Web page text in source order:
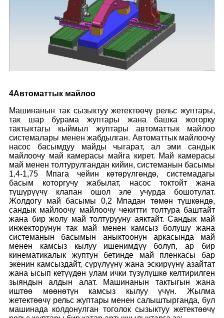
4Автоматтык майлоо
Машинанын так сызыктуу жетектөөчү рельс жуптары,
так шар бурама жуптары жана башка жогорку
тактыктагы кыймыл жуптары автоматтык майлоо
системалары менен жабдылган. Автоматтык майлоочу
насос басымдуу майды чыгарат, ал эми сандык
майлоочу май камерасы майга кирет. Май камерасы
май менен толтурулгандан кийин, системанын басымы
1,4-1,75 Мпага чейин көтөрүлгөндө, системадагы
басым которгучу жабылат, насос токтойт жана
түшүрүүчү клапан ошол эле учурда бошотулат.
Жолдогу май басымы 0,2 Мпадан төмөн түшкөндө,
сандык майлоочу майлоочу чекитти толтура баштайт
жана бир жолу май толтурууну аяктайт. Сандык май
инжекторунун так май менен камсыз болушу жана
системанын басымын аныктоонун аркасында май
менен камсыз кылуу ишенимдүү болуп, ар бир
кинематикалык жуптун бетинде май пленкасы бар
экенин камсыздайт, сүрүлүүнү жана эскирүүнү азайтат
жана ысып кетүүдөн улам ички түзүлүшкө келтирилген
зыяндын алдын алат. Машинанын тактыгын жана
иштөө мөөнөтүн камсыз кылуу үчүн. Жылма
жетектөөчү рельс жуптары менен салыштырганда, бул
машинада колдонулган тоголок сызыктуу жетектөөчү